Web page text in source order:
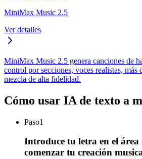
MiniMax Music 2.5
Ver detalles
MiniMax Music 2.5 genera canciones de
control por secciones, voces realistas, más
mezcla de alta fidelidad.
Cómo usar IA de texto a
Paso1
Introduce tu letra en el área
comenzar tu creación